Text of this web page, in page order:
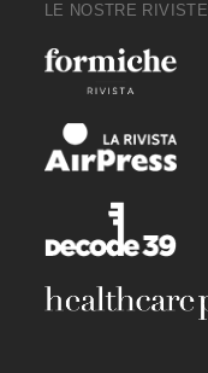
LE NOSTRE RIVISTE